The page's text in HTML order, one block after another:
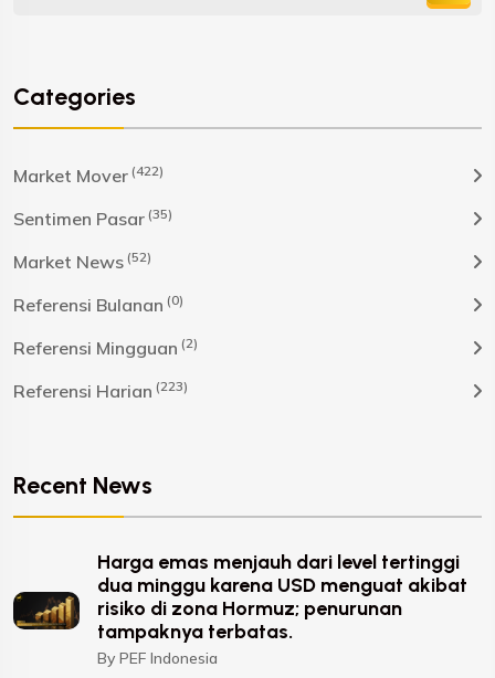
Categories
Market Mover (422)
Sentimen Pasar (35)
Market News (52)
Referensi Bulanan (0)
Referensi Mingguan (2)
Referensi Harian (223)
Recent News
Harga emas menjauh dari level tertinggi
dua minggu karena USD menguat akibat
risiko di zona Hormuz; penurunan
tampaknya terbatas.
By PEF Indonesia